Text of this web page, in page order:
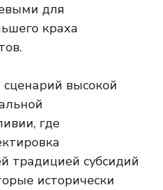
для
краха
высокой
где
традицией субсидий
исторически